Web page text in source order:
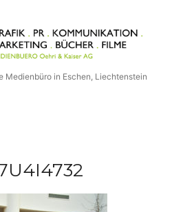
Medienbüro in Eschen, Liechtenstein